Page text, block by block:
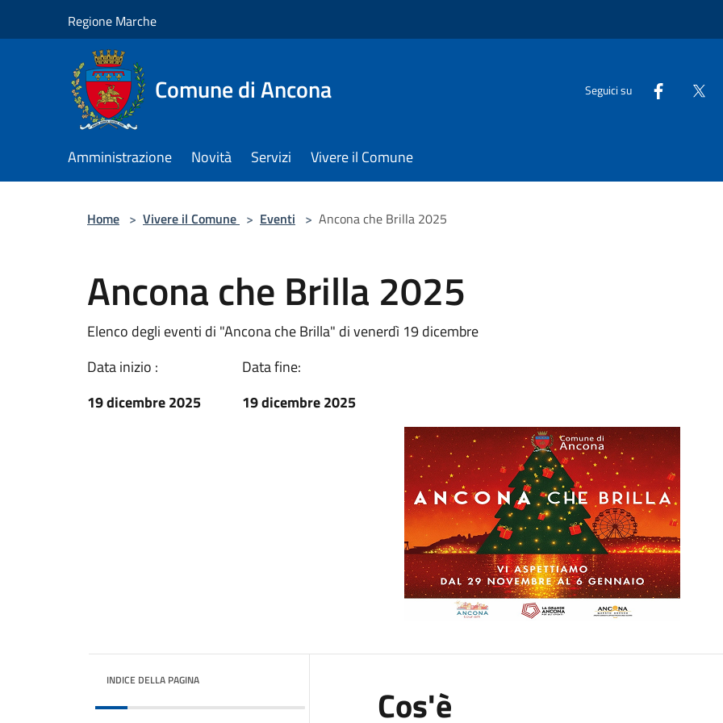
Regione Marche
Comune di Ancona Seguici su
Amministrazione Novità Servizi Vivere il Comune
Home > Vivere il Comune > Eventi > Ancona che Brilla 2025
Ancona che Brilla 2025
Elenco degli eventi di "Ancona che Brilla" di venerdì 19 dicembre
Data inizio :
19 dicembre 2025
Data fine:
19 dicembre 2025
INDICE DELLA PAGINA
Cos'è